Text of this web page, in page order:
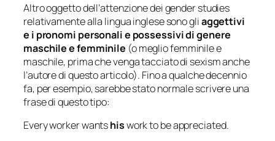
Altro oggetto dell’attenzione dei gender studies
relativamente alla lingua inglese sono gliaggettivi
e i pronomi personali e possessivi di genere
maschile e femminile (o meglio femminile e
maschile, prima che venga tacciato di sexism anche
l’autore di questo articolo). Fino a qualche decennio
fa, per esempio, sarebbe stato normale scrivere una
frase di questo tipo:
Every worker wantshiswork to be appreciated.